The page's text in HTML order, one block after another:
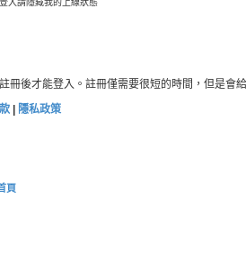
冊後才能登入。註冊僅需要很短的時間，但是會
隱私政策
頁